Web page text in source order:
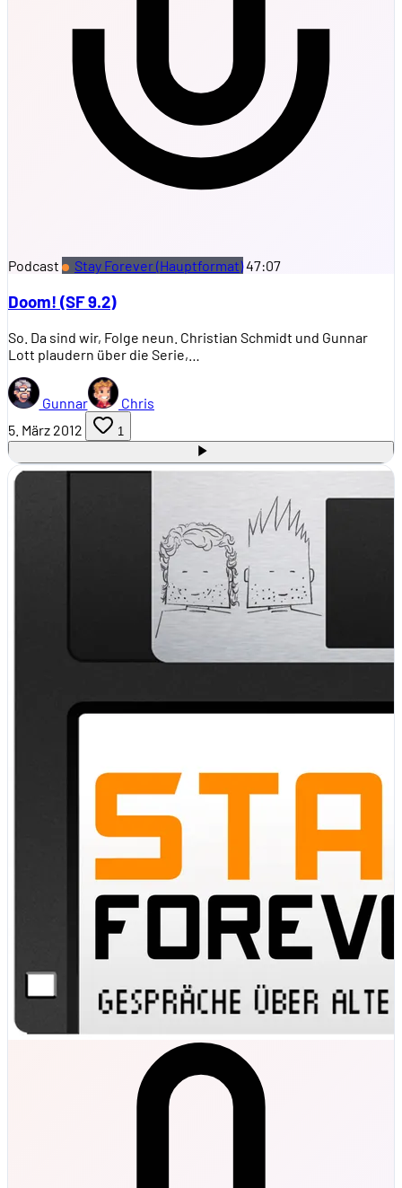
Podcast Stay Forever (Hauptformat)47:07
Doom! (SF 9.2)
So. Da sind wir, Folge neun. Christian Schmidt und Gunnar
Lott plaudern über die Serie,…
Gunnar
Chris
5. März 2012
1